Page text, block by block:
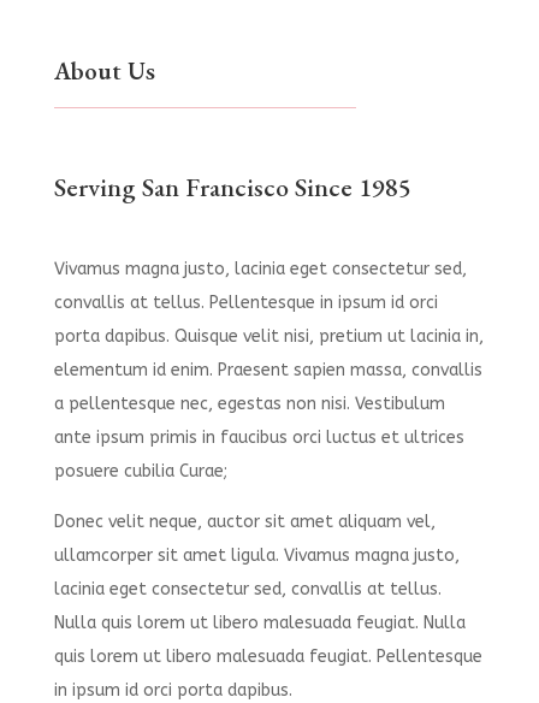
About Us
Serving San Francisco Since 1985
Vivamus magna justo, lacinia eget consectetur sed,
convallis at tellus. Pellentesque in ipsum id orci
porta dapibus. Quisque velit nisi, pretium ut lacinia in,
elementum id enim. Praesent sapien massa, convallis
a pellentesque nec, egestas non nisi. Vestibulum
ante ipsum primis in faucibus orci luctus et ultrices
posuere cubilia Curae;
Donec velit neque, auctor sit amet aliquam vel,
ullamcorper sit amet ligula. Vivamus magna justo,
lacinia eget consectetur sed, convallis at tellus.
Nulla quis lorem ut libero malesuada feugiat. Nulla
quis lorem ut libero malesuada feugiat. Pellentesque
in ipsum id orci porta dapibus.